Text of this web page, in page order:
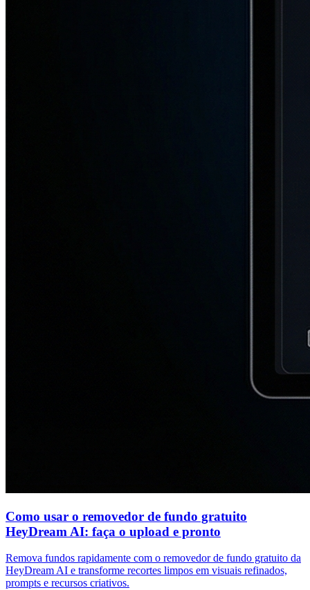
Como usar o removedor de fundo gratuito
HeyDream AI: faça o upload e pronto
Remova fundos rapidamente com o removedor de fundo gratuito da
HeyDream AI e transforme recortes limpos em visuais refinados,
prompts e recursos criativos.